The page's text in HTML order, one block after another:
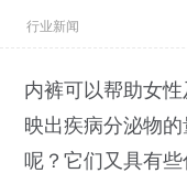
行业新闻
内裤可以帮助女
映出疾病分泌物
呢？它们又具有